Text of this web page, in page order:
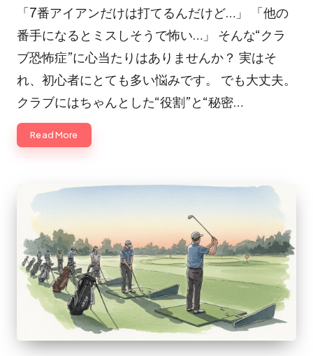
「7番アイアンだけは打てるんだけど…」 「他の
番手になるとミスしそうで怖い…」 そんな“クラ
ブ恐怖症”に心当たりはありませんか？ 実はそ
れ、初心者にとても多い悩みです。 でも大丈夫。
クラブにはちゃんとした“役割”と“秘密…
Read More